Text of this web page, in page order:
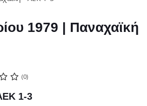
1979 | Παναχαϊκή
(0)
1-3